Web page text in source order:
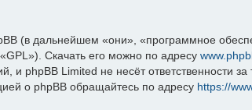
(в дальнейшем «они», «программное
Скачать его можно по адресу
и phpBB Limited не несёт ответственности
о phpBB обращайтесь по адресу https://